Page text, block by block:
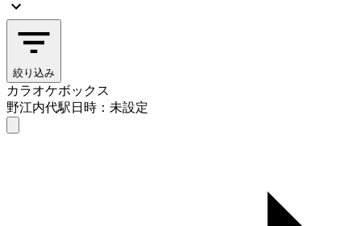
絞り込み
カラオケボックス
野江内代駅日時：未設定